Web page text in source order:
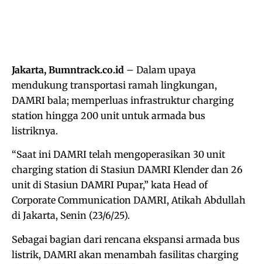
Jakarta, Bumntrack.co.id – Dalam upaya
mendukung transportasi ramah lingkungan,
DAMRI bala; memperluas infrastruktur charging
station hingga 200 unit untuk armada bus
listriknya.
“Saat ini DAMRI telah mengoperasikan 30 unit
charging station di Stasiun DAMRI Klender dan 26
unit di Stasiun DAMRI Pupar,” kata Head of
Corporate Communication DAMRI, Atikah Abdullah
di Jakarta, Senin (23/6/25).
Sebagai bagian dari rencana ekspansi armada bus
listrik, DAMRI akan menambah fasilitas charging